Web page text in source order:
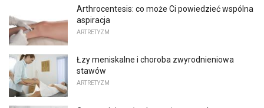
Arthrocentesis: co może Ci powiedzieć wspólna
aspiracja
ARTRETYZM
Łzy meniskalne i choroba zwyrodnieniowa
stawów
ARTRETYZM